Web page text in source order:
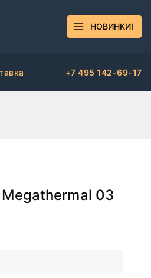
НОВИНКИ!
+7 495 142-69-17
03